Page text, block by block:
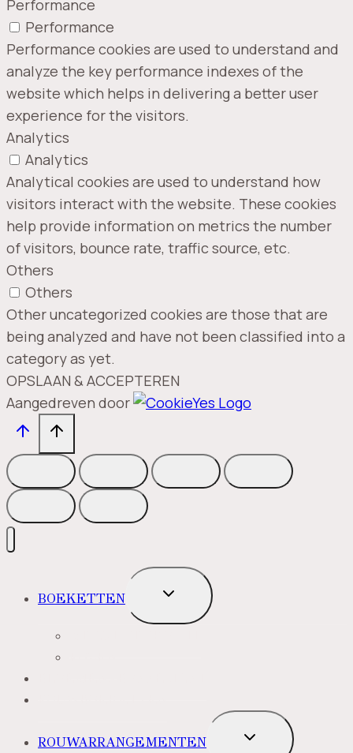
Performance
Performance
Performance cookies are used to understand and
analyze the key performance indexes of the
website which helps in delivering a better user
experience for the visitors.
Analytics
Analytics
Analytical cookies are used to understand how
visitors interact with the website. These cookies
help provide information on metrics the number
of visitors, bounce rate, traffic source, etc.
Others
Others
Other uncategorized cookies are those that are
being analyzed and have not been classified into a
category as yet.
OPSLAAN & ACCEPTEREN
Aangedreven door
BOEKETTEN
TOGGLE
SUBMENU
ROUWARRANGEMENTEN
TOGGLE